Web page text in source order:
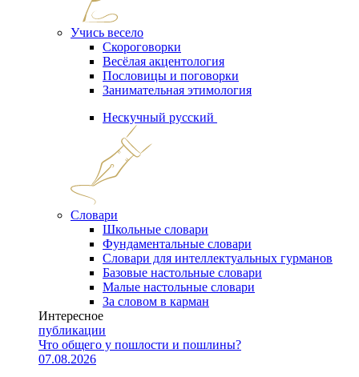
Учись весело
Скороговорки
Весёлая акцентология
Пословицы и поговорки
Занимательная этимология
Нескучный русский
Словари
Школьные словари
Фундаментальные словари
Словари для интеллектуальных гурманов
Базовые настольные словари
Малые настольные словари
За словом в карман
Интересное
публикации
Что общего у пошлости и пошлины?
07.08.2026